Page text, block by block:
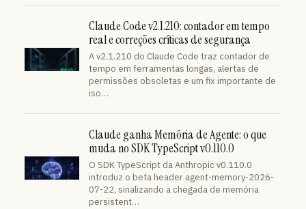
Claude Code v2.1.210: contador em tempo
real e correções críticas de segurança
A v2.1.210 do Claude Code traz contador de
tempo em ferramentas longas, alertas de
permissões obsoletas e um fix importante de
iso…
Claude ganha Memória de Agente: o que
muda no SDK TypeScript v0.110.0
O SDK TypeScript da Anthropic v0.110.0
introduz o beta header agent-memory-2026-
07-22, sinalizando a chegada de memória
persistent…